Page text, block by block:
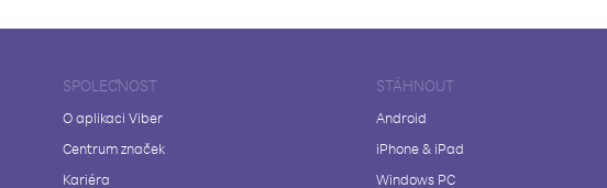
SPOLEČNOST
O aplikaci Viber
Centrum značek
Kariéra
STÁHNOUT
Android
iPhone & iPad
Windows PC